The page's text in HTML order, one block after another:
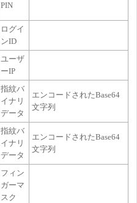
PIN
ログイ
ンID
ユーザ
ーIP
指紋バ
イナリ
データ
エンコードされたBase64
文字列
指紋バ
イナリ
データ
エンコードされたBase64
文字列
フィン
ガーマ
スク